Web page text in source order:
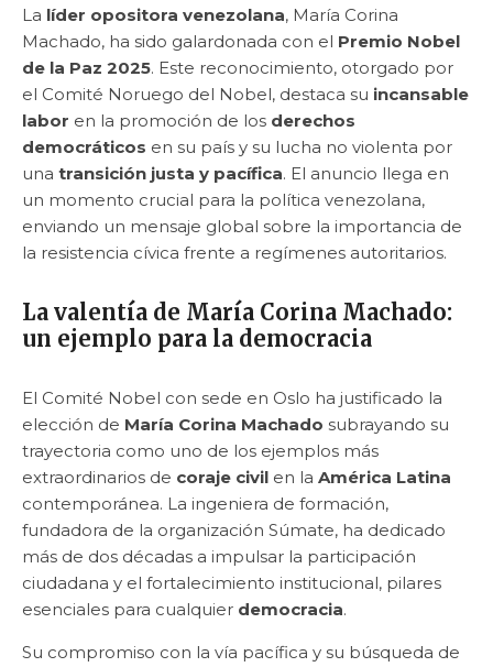
La líder opositora venezolana, María Corina
Machado, ha sido galardonada con el Premio Nobel
de la Paz 2025. Este reconocimiento, otorgado por
el Comité Noruego del Nobel, destaca su incansable
labor en la promoción de los derechos
democráticos en su país y su lucha no violenta por
una transición justa y pacífica. El anuncio llega en
un momento crucial para la política venezolana,
enviando un mensaje global sobre la importancia de
la resistencia cívica frente a regímenes autoritarios.
La valentía de María Corina Machado:
un ejemplo para la democracia
El Comité Nobel con sede en Oslo ha justificado la
elección de María Corina Machado subrayando su
trayectoria como uno de los ejemplos más
extraordinarios de coraje civil en la América Latina
contemporánea. La ingeniera de formación,
fundadora de la organización Súmate, ha dedicado
más de dos décadas a impulsar la participación
ciudadana y el fortalecimiento institucional, pilares
esenciales para cualquier democracia.
Su compromiso con la vía pacífica y su búsqueda de